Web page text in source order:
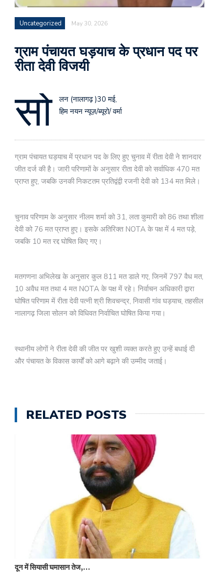
Uncategorized May 30, 2026
ग्राम पंचायत घड़याच के प्रधान पद पर
रीता देवी विजयी
सो
लन (नालागढ़ )30 मई,
हिम नयन न्यूज़/ब्यूरो/ वर्मा
ग्राम पंचायत घड़याच में प्रधान पद के लिए हुए चुनाव में रीता देवी ने शानदार
जीत दर्ज की है। जारी परिणामों के अनुसार रीता देवी को सर्वाधिक 470 मत
प्राप्त हुए, जबकि उनकी निकटतम प्रतिद्वंद्वी रजनी देवी को 134 मत मिले।
चुनाव परिणाम के अनुसार नीलम शर्मा को 31, लता कुमारी को 86 तथा शीला
देवी को 76 मत प्राप्त हुए। इसके अतिरिक्त NOTA के पक्ष में 4 मत पड़े,
जबकि 10 मत रद्द घोषित किए गए।
मतगणना अभिलेख के अनुसार कुल 811 मत डाले गए, जिनमें 797 वैध मत,
10 अवैध मत तथा 4 मत NOTA के पक्ष में रहे। निर्वाचन अधिकारी द्वारा
घोषित परिणाम में रीता देवी पत्नी श्री शिवचन्द्र, निवासी गांव घड़याच, तहसील
नालागढ़ जिला सोलन को विधिवत निर्वाचित घोषित किया गया।
स्थानीय लोगों ने रीता देवी की जीत पर खुशी व्यक्त करते हुए उन्हें बधाई दी
और पंचायत के विकास कार्यों को आगे बढ़ाने की उम्मीद जताई।
RELATED POSTS
दून में सियासी घमासान तेज,…